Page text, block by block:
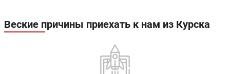
Веские причины приехать к нам из Курска